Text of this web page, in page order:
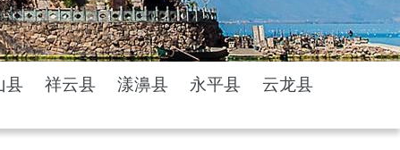
县 祥云县 漾濞县 永平县 云龙县